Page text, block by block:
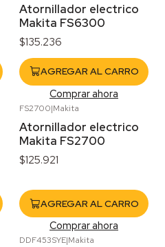
Atornillador electrico
Makita FS6300
$135.236
AGREGAR AL CARRO
Comprar ahora
FS2700|Makita
Atornillador electrico
Makita FS2700
$125.921
AGREGAR AL CARRO
Comprar ahora
DDF453SYE|Makita